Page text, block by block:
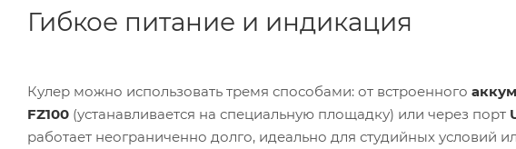
Гибкое питание и индикация
Кулер можно использовать тремя способами: от встроенного
FZ100 (устанавливается на специальную площадку) или через порт
работает неограниченно долго, идеально для студийных условий